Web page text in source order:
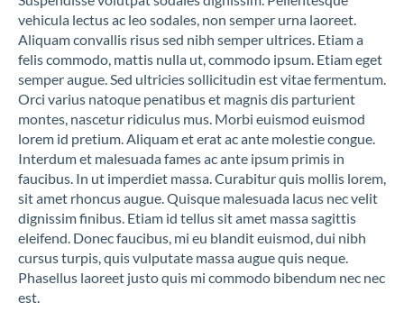
Teléfono*
Mensaje
vehicula lectus ac leo sodales, non semper urna laoreet.
Aliquam convallis risus sed nibh semper ultrices. Etiam a
felis commodo, mattis nulla ut, commodo ipsum. Etiam eget
semper augue. Sed ultricies sollicitudin est vitae fermentum.
Orci varius natoque penatibus et magnis dis parturient
montes, nascetur ridiculus mus. Morbi euismod euismod
lorem id pretium. Aliquam et erat ac ante molestie congue.
Interdum et malesuada fames ac ante ipsum primis in
faucibus. In ut imperdiet massa. Curabitur quis mollis lorem,
sit amet rhoncus augue. Quisque malesuada lacus nec velit
dignissim finibus. Etiam id tellus sit amet massa sagittis
eleifend. Donec faucibus, mi eu blandit euismod, dui nibh
cursus turpis, quis vulputate massa augue quis neque.
Phasellus laoreet justo quis mi commodo bibendum nec nec
est.